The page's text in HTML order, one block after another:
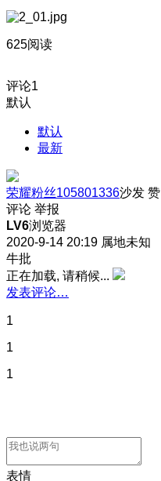
625阅读
评论1
默认
默认
最新
荣耀粉丝105801336沙发 赞
评论 举报
LV6浏览器
2020-9-14 20:19 属地未知
牛批
正在加载, 请稍候...
发表评论…
1
1
1
表情